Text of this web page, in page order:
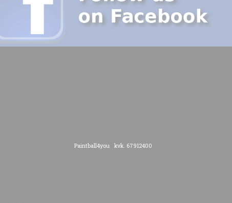
Paintball4you kvk. 67912400